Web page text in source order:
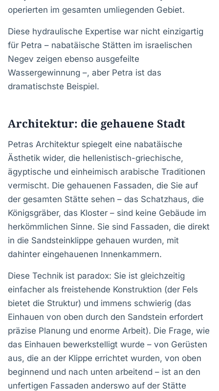
operierten im gesamten umliegenden Gebiet.
Diese hydraulische Expertise war nicht einzigartig
für Petra – nabatäische Stätten im israelischen
Negev zeigen ebenso ausgefeilte
Wassergewinnung –, aber Petra ist das
dramatischste Beispiel.
Architektur: die gehauene Stadt
Petras Architektur spiegelt eine nabatäische
Ästhetik wider, die hellenistisch-griechische,
ägyptische und einheimisch arabische Traditionen
vermischt. Die gehauenen Fassaden, die Sie auf
der gesamten Stätte sehen – das Schatzhaus, die
Königsgräber, das Kloster – sind keine Gebäude im
herkömmlichen Sinne. Sie sind Fassaden, die direkt
in die Sandsteinklippe gehauen wurden, mit
dahinter eingehauenen Innenkammern.
Diese Technik ist paradox: Sie ist gleichzeitig
einfacher als freistehende Konstruktion (der Fels
bietet die Struktur) und immens schwierig (das
Einhauen von oben durch den Sandstein erfordert
präzise Planung und enorme Arbeit). Die Frage, wie
das Einhauen bewerkstelligt wurde – von Gerüsten
aus, die an der Klippe errichtet wurden, von oben
beginnend und nach unten arbeitend – ist an den
unfertigen Fassaden anderswo auf der Stätte